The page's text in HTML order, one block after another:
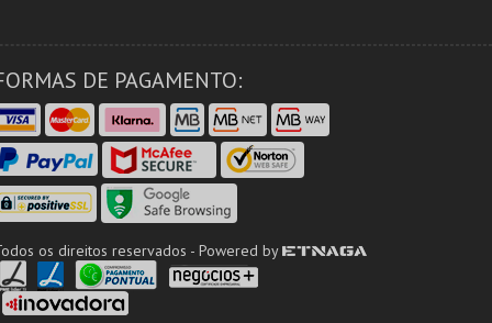
DE PAGAMENTO:
os direitos reservados - Powered by